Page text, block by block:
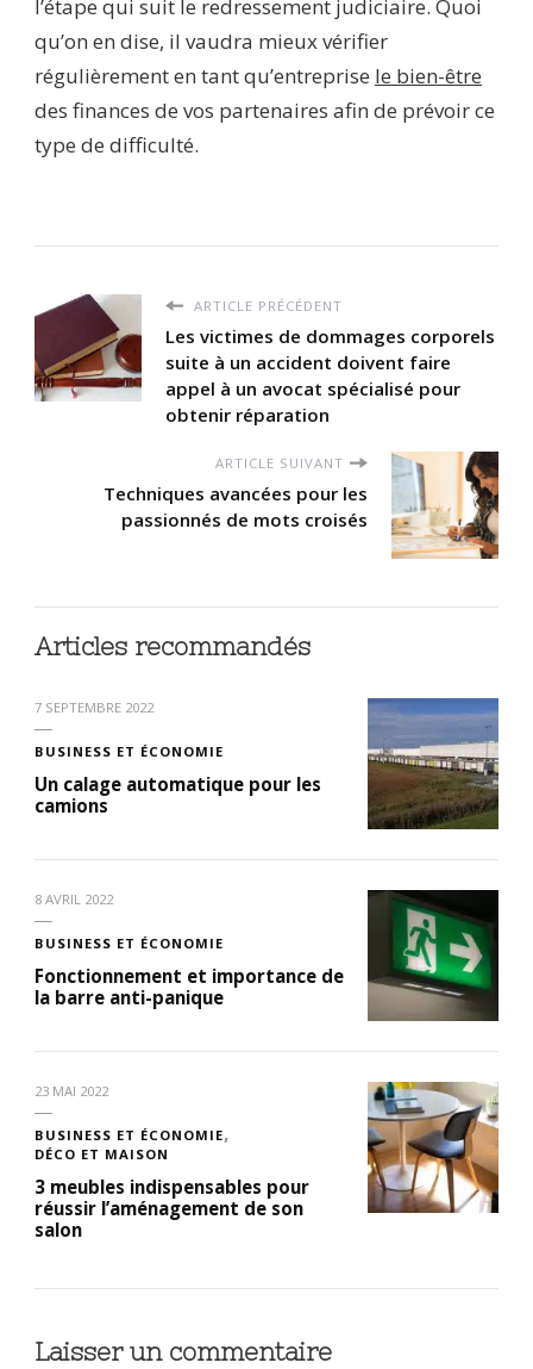
l’étape qui suit le redressement judiciaire. Quoi
qu’on en dise, il vaudra mieux vérifier
régulièrement en tant qu’entreprise le bien-être
des finances de vos partenaires afin de prévoir ce
type de difficulté.
ARTICLE PRÉCÉDENT
Les victimes de dommages corporels
suite à un accident doivent faire
appel à un avocat spécialisé pour
obtenir réparation
ARTICLE SUIVANT
Techniques avancées pour les
passionnés de mots croisés
Articles recommandés
7 SEPTEMBRE 2022
BUSINESS ET ÉCONOMIE
Un calage automatique pour les
camions
8 AVRIL 2022
BUSINESS ET ÉCONOMIE
Fonctionnement et importance de
la barre anti-panique
23 MAI 2022
BUSINESS ET ÉCONOMIE
DÉCO ET MAISON
3 meubles indispensables pour
réussir l’aménagement de son
salon
Laisser un commentaire